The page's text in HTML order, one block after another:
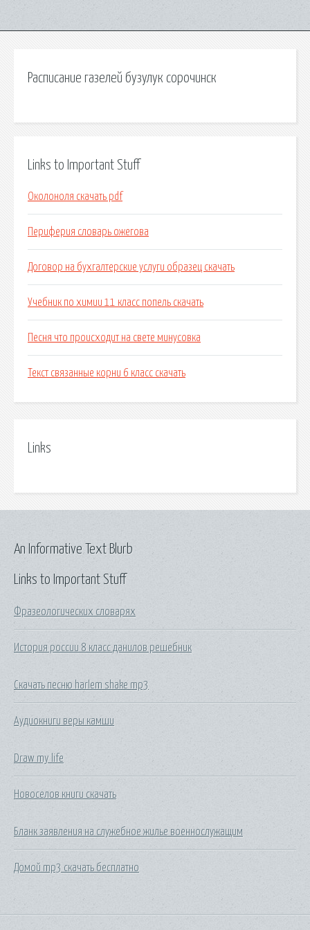
Расписание газелей бузулук сорочинск
Links to Important Stuff
Околоноля скачать pdf
Периферия словарь ожегова
Договор на бухгалтерские услуги образец скачать
Учебник по химии 11 класс попель скачать
Песня что происходит на свете минусовка
Текст связанные корни 6 класс скачать
Links
Links to Important Stuff
Фразеологических словарях
История россии 8 класс данилов решебник
Скачать песню harlem shake mp3
Аудиокниги веры камши
Draw my life
Новоселов книги скачать
Бланк заявления на служебное жилье военнослужащим
Домой mp3 скачать бесплатно
An Informative Text Blurb